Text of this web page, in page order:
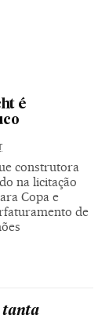
é
construtora
na licitação
Copa e
de
tanta